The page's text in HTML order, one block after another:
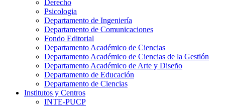
Derecho
Psicologia
Departamento de Ingeniería
Departamento de Comunicaciones
Fondo Editorial
Departamento Académico de Ciencias
Departamento Académico de Ciencias de la Gestión
Departamento Académico de Arte y Diseño
Departamento de Educación
Departamento de Ciencias
Institutos y Centros
INTE-PUCP